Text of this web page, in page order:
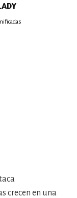
crecen en una